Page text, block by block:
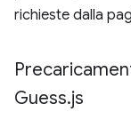
richieste dalla
Guess.js